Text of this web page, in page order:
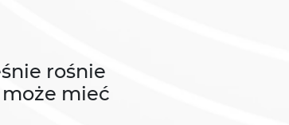
rośnie
mieć